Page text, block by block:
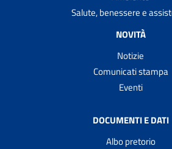
Salute, benessere e
NOVITÀ
Notizie
Comunicati stampa
Eventi
DOCUMENTI E DATI
Albo pretorio